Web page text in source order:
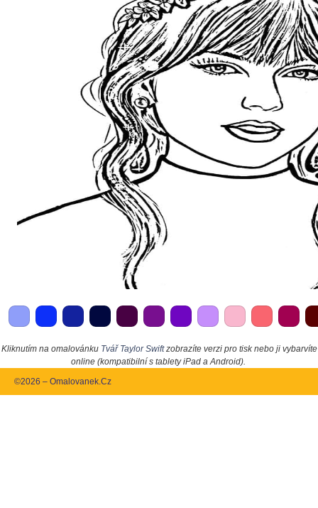
Kliknutím na omalovánku Tvář Taylor Swiftzobrazíte verzi pro tisk nebo ji vybarvíte
online (kompatibilní s tablety iPad a Android).
©2026 – Omalovanek.Cz